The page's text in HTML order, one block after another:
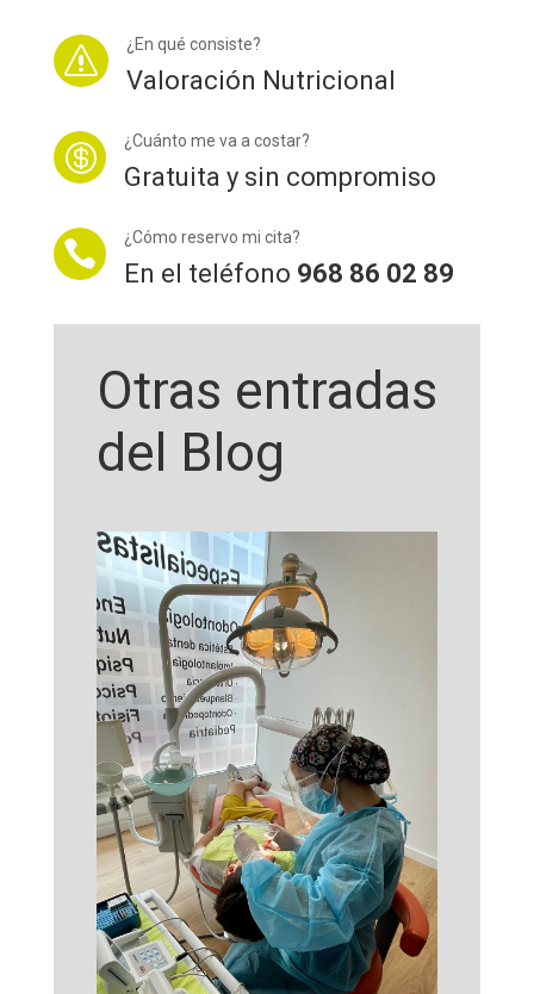
s ¿En qué consiste?
Valoración Nutricional
 ¿Cuánto me va a costar?
Gratuita y sin compromiso
 ¿Cómo reservo mi cita?
En el teléfono 968 86 02 89
Otras entradas
del Blog